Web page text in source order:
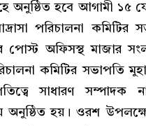
অনুষ্ঠিত হবে আগামী ১৫
পরিচালনা কমিটির
পোস্ট অফিসস্থ মাজার
কমিটির সভাপতি
সাধারণ সম্পাদক
অনুষ্ঠিত হয়। ওরশ উপলক্ষে